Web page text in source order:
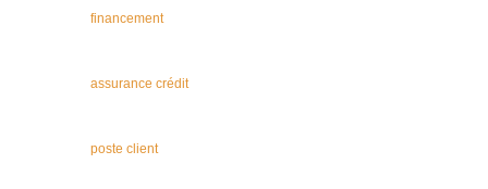
financement
assurance crédit
poste client